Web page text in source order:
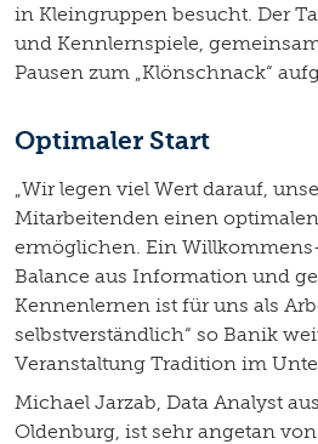
in Kleingruppen besucht. Der
und Kennlernspiele,
Pausen zum „Klönschnack“
Optimaler Start
„Wir legen viel Wert darauf,
Mitarbeitenden einen
ermöglichen. Ein
Balance aus Information und
Kennenlernen ist für uns als
selbstverständlich“ so Banik
Veranstaltung Tradition im
Michael Jarzab, Data Analyst
Oldenburg, ist sehr angetan